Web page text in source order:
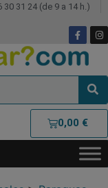
30 31 24 (de 9 a 14 h.)
0,00 €